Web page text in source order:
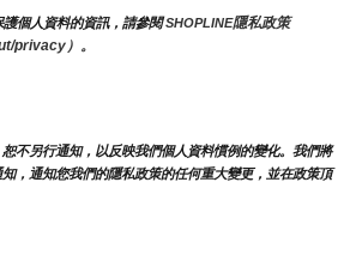
護個人資料的資訊，請參閱 SHOPLINE隱私政策
privacy）。
不另行通知，以反映我們個人資料慣例的變化。我們將
，通知您我們的隱私政策的任何重大變更，並在政策頂